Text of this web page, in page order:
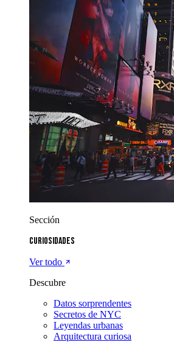
Sección
Curiosidades
Ver todo
Descubre
Datos sorprendentes
Secretos de NYC
Leyendas urbanas
Arquitectura curiosa